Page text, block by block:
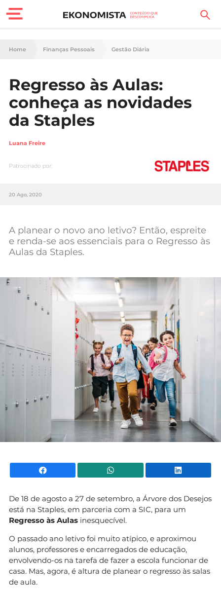
Finanças Pessoais
Carreira
Casa
Lifestyle
Sociedade
Tecnologia
Mundial 2026
Home Finanças Pessoais Gestão Diária
Regresso às Aulas:
conheça as novidades
da Staples
Luana Freire
Patrocinado por:
20 Ago, 2020
A planear o novo ano letivo? Então, espreite
e renda-se aos essenciais para o Regresso às
Aulas da Staples.
Facebook WhatsApp
De 18 de agosto a 27 de setembro, a Árvore dos Desejos
está na Staples, em parceria com a SIC, para um
Regresso às Aulas inesquecível.
O passado ano letivo foi muito atípico, e aproximou
alunos, professores e encarregados de educação,
envolvendo-os na tarefa de fazer a escola funcionar de
casa. Mas, agora, é altura de planear o regresso às salas
de aula.